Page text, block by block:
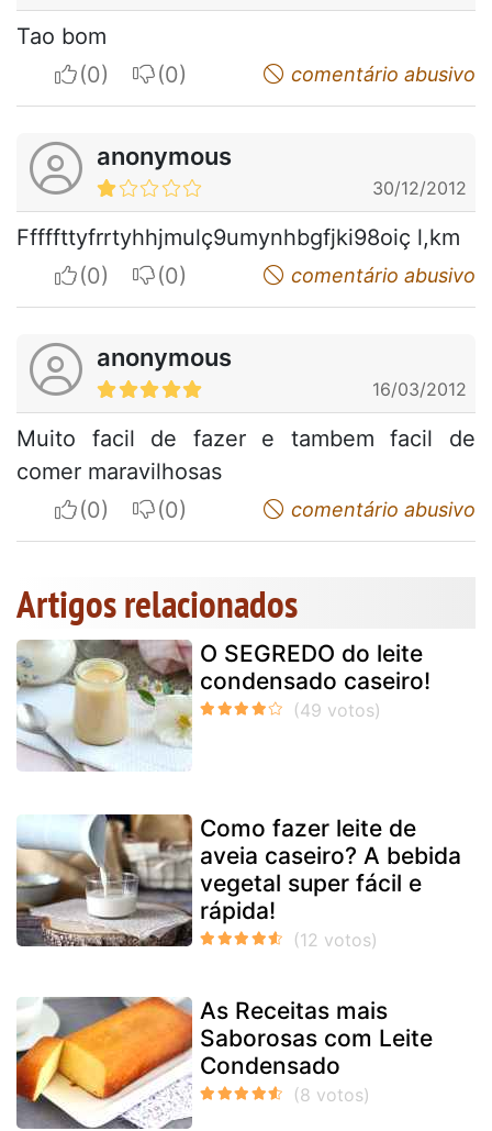
Tao bom
I apreciateI do not appreciatecomentário abusivo
anonymous
30/12/2012
Fffffttyfrrtyhhjmulç9umynhbgfjki98oiç l,km
I apreciateI do not appreciatecomentário abusivo
anonymous
16/03/2012
Muito facil de fazer e tambem facil de
comer maravilhosas
I apreciateI do not appreciatecomentário abusivo
Artigos relacionados
O SEGREDO do leite
condensado caseiro!
Como fazer leite de
aveia caseiro? A bebida
vegetal super fácil e
rápida!
As Receitas mais
Saborosas com Leite
Condensado